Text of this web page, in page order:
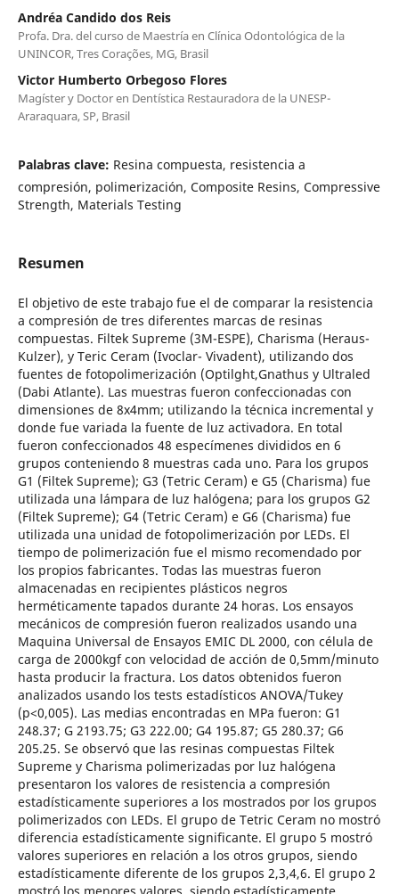
Andréa Candido dos Reis
Profa. Dra. del curso de Maestría en Clínica Odontológica de la
UNINCOR, Tres Corações, MG, Brasil
Victor Humberto Orbegoso Flores
Magíster y Doctor en Dentística Restauradora de la UNESP-
Araraquara, SP, Brasil
Palabras clave: Resina compuesta, resistencia a
compresión, polimerización, Composite Resins, Compressive
Strength, Materials Testing
Resumen
El objetivo de este trabajo fue el de comparar la resistencia
a compresión de tres diferentes marcas de resinas
compuestas. Filtek Supreme (3M-ESPE), Charisma (Heraus-
Kulzer), y Teric Ceram (Ivoclar- Vivadent), utilizando dos
fuentes de fotopolimerización (Optilght,Gnathus y Ultraled
(Dabi Atlante). Las muestras fueron confeccionadas con
dimensiones de 8x4mm; utilizando la técnica incremental y
donde fue variada la fuente de luz activadora. En total
fueron confeccionados 48 especímenes divididos en 6
grupos conteniendo 8 muestras cada uno. Para los grupos
G1 (Filtek Supreme); G3 (Tetric Ceram) e G5 (Charisma) fue
utilizada una lámpara de luz halógena; para los grupos G2
(Filtek Supreme); G4 (Tetric Ceram) e G6 (Charisma) fue
utilizada una unidad de fotopolimerización por LEDs. El
tiempo de polimerización fue el mismo recomendado por
los propios fabricantes. Todas las muestras fueron
almacenadas en recipientes plásticos negros
herméticamente tapados durante 24 horas. Los ensayos
mecánicos de compresión fueron realizados usando una
Maquina Universal de Ensayos EMIC DL 2000, con célula de
carga de 2000kgf con velocidad de acción de 0,5mm/minuto
hasta producir la fractura. Los datos obtenidos fueron
analizados usando los tests estadísticos ANOVA/Tukey
(p<0,005). Las medias encontradas en MPa fueron: G1
248.37; G 2193.75; G3 222.00; G4 195.87; G5 280.37; G6
205.25. Se observó que las resinas compuestas Filtek
Supreme y Charisma polimerizadas por luz halógena
presentaron los valores de resistencia a compresión
estadísticamente superiores a los mostrados por los grupos
polimerizados con LEDs. El grupo de Tetric Ceram no mostró
diferencia estadísticamente significante. El grupo 5 mostró
valores superiores en relación a los otros grupos, siendo
estadísticamente diferente de los grupos 2,3,4,6. El grupo 2